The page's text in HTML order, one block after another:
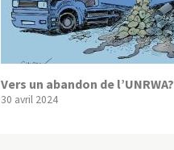
Vers un abandon de l’UNRWA?
30 avril 2024